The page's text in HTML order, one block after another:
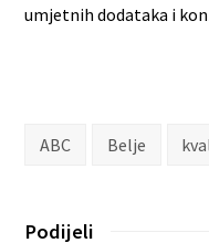
umjetnih dodataka i
ABC Belje
Podijeli